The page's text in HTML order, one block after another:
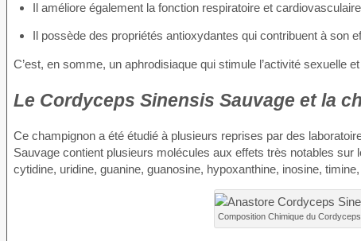
Il améliore également la fonction respiratoire et
Il possède des propriétés antioxydantes qui contribuent à son
C’est, en somme, un aphrodisiaque qui stimule l’activité sexuelle
Le Cordyceps Sinensis Sauvage et la
Ce champignon a été étudié à plusieurs reprises par des
Sauvage contient plusieurs molécules aux effets très notables
cytidine, uridine, guanine, guanosine, hypoxanthine, inosine,
Composition Chimique du